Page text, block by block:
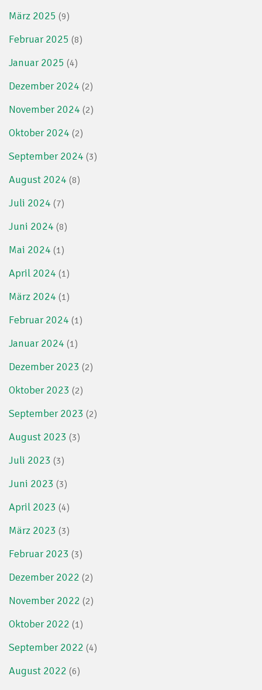
März 2025 (9)
Februar 2025 (8)
Januar 2025 (4)
Dezember 2024 (2)
November 2024 (2)
Oktober 2024 (2)
September 2024 (3)
August 2024 (8)
Juli 2024 (7)
Juni 2024 (8)
Mai 2024 (1)
April 2024 (1)
März 2024 (1)
Februar 2024 (1)
Januar 2024 (1)
Dezember 2023 (2)
Oktober 2023 (2)
September 2023 (2)
August 2023 (3)
Juli 2023 (3)
Juni 2023 (3)
April 2023 (4)
März 2023 (3)
Februar 2023 (3)
Dezember 2022 (2)
November 2022 (2)
Oktober 2022 (1)
September 2022 (4)
August 2022 (6)